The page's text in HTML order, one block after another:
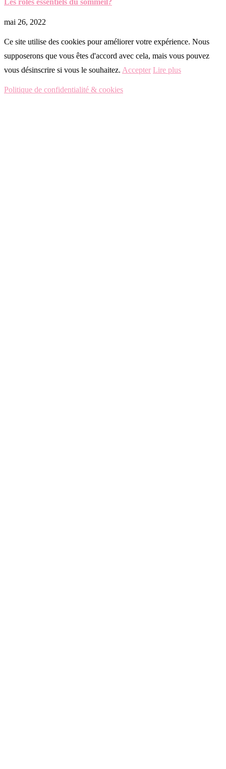
Les rôles essentiels du sommeil?
mai 26, 2022
Ce site utilise des cookies pour améliorer votre expérience. Nous
supposerons que vous êtes d'accord avec cela, mais vous pouvez
vous désinscrire si vous le souhaitez. Accepter Lire plus
Politique de confidentialité & cookies